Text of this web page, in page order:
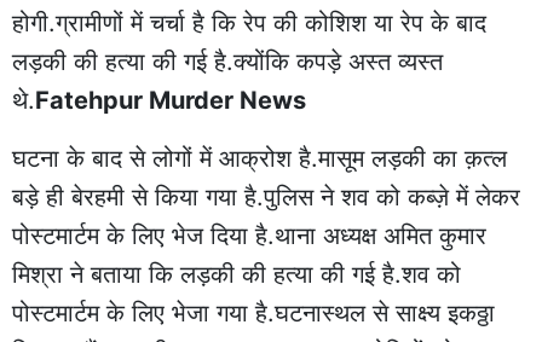
होगी.ग्रामीणों में चर्चा है कि रेप की कोशिश या रेप के बाद
लड़की की हत्या की गई है.क्योंकि कपड़े अस्त व्यस्त
थे.Fatehpur Murder News
घटना के बाद से लोगों में आक्रोश है.मासूम लड़की का क़त्ल
बड़े ही बेरहमी से किया गया है.पुलिस ने शव को कब्ज़े में लेकर
पोस्टमार्टम के लिए भेज दिया है.थाना अध्यक्ष अमित कुमार
मिश्रा ने बताया कि लड़की की हत्या की गई है.शव को
पोस्टमार्टम के लिए भेजा गया है.घटनास्थल से साक्ष्य इकठ्ठा